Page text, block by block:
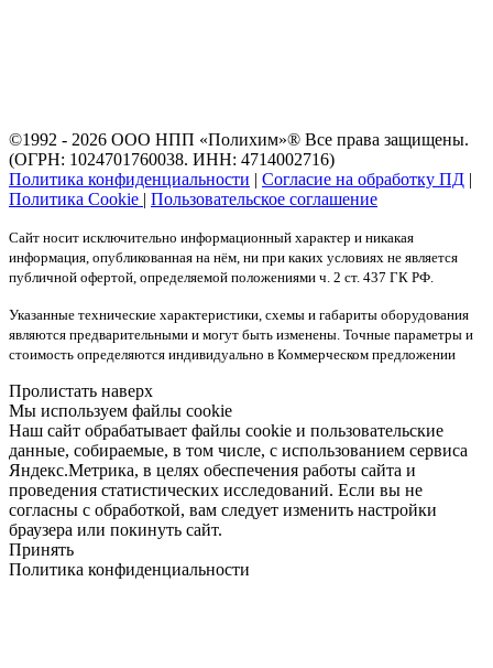
©1992 - 2026 ООО НПП «Полихим»® Все права защищены.
(ОГРН: 1024701760038. ИНН: 4714002716)
Политика конфиденциальности | Согласие на обработку ПД |
Политика Cookie | Пользовательское соглашение
Сайт носит исключительно информационный характер и никакая
информация, опубликованная на нём, ни при каких условиях не является
публичной офертой, определяемой положениями ч. 2 ст. 437 ГК РФ.
Указанные технические характеристики, схемы и габариты оборудования
являются предварительными и могут быть изменены. Точные параметры и
стоимость определяются индивидуально в Коммерческом предложении
Пролистать наверх
Мы используем файлы cookie
Наш сайт обрабатывает файлы cookie и пользовательские
данные, собираемые, в том числе, с использованием сервиса
Яндекс.Метрика, в целях обеспечения работы сайта и
проведения статистических исследований. Если вы не
согласны с обработкой, вам следует изменить настройки
браузера или покинуть сайт.
Принять
Политика конфиденциальности